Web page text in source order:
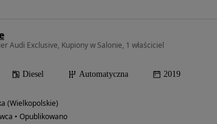
Audi Exclusive, Kupiony w Salonie, 1 właściciel
Diesel Automatyczna 2019
(Wielkopolskie)
• Opublikowano